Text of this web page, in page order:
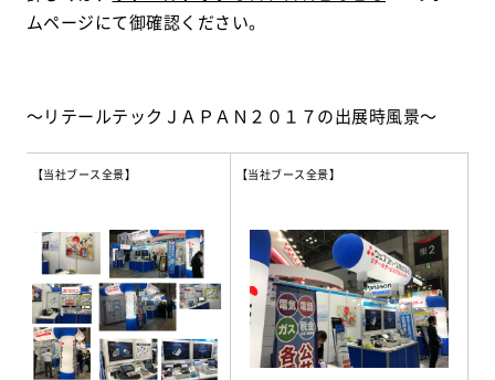
ムページにて御確認ください。
～リテールテックＪＡＰＡＮ２０１７の出展時風景～
【当社ブース全景】 【当社ブース全景】